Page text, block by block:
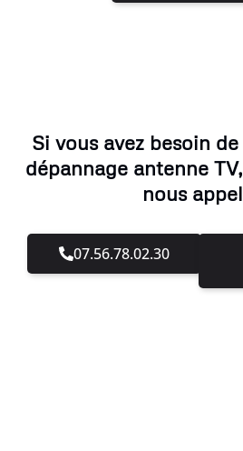
Si vous avez besoin
dépannage antenne
nous
07.56.78.02.30